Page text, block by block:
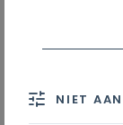
NIET